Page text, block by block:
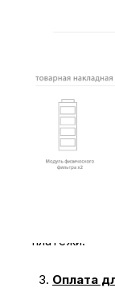
интернет-
1.Наличными
или
заказ
Оплата за
наличными.
оплате
платежи.
3. Оплата